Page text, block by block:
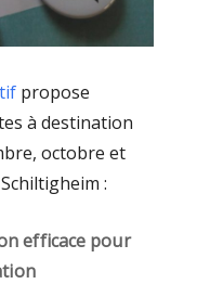
propose
à destination
octobre et
:
efficace pour